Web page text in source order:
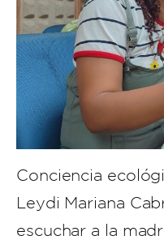
Conciencia
Leydi Mariana
escuchar a la